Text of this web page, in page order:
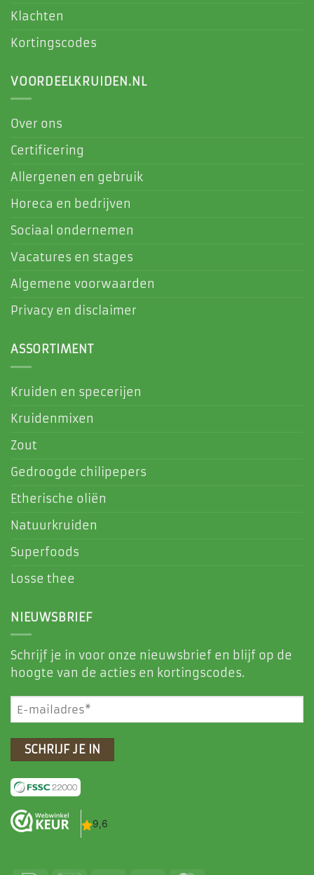
Klachten
Kortingscodes
VOORDEELKRUIDEN.NL
Over ons
Certificering
Allergenen en gebruik
Horeca en bedrijven
Sociaal ondernemen
Vacatures en stages
Algemene voorwaarden
Privacy en disclaimer
ASSORTIMENT
Kruiden en specerijen
Kruidenmixen
Zout
Gedroogde chilipepers
Etherische oliën
Natuurkruiden
Superfoods
Losse thee
NIEUWSBRIEF
Schrijf je in voor onze nieuwsbrief en blijf op de
hoogte van de acties en kortingscodes.
E-
mailadres
(Vereist)